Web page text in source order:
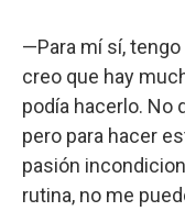
—Para mí sí,
creo que hay
podía hacerlo. No
pero para hacer
pasión
rutina, no me